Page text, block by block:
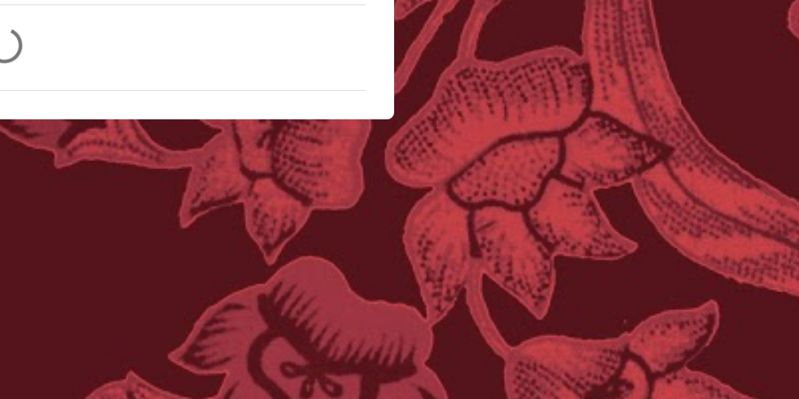
il nostro ideale ci lascia ancora sale per
cicatrizzare le ferite. Silenzio e camelie
piovano dal cielo ovunque nel mondo.
Silenzio e camelie by Maria Cristina Cireddu
is licensed under a Creative Commons
Attribuzione - Non commerciale - Non
opere derivate 3.0 Unported License .
Permissions beyond the scope of this license
may be available at
http://leparoledicrima.com .